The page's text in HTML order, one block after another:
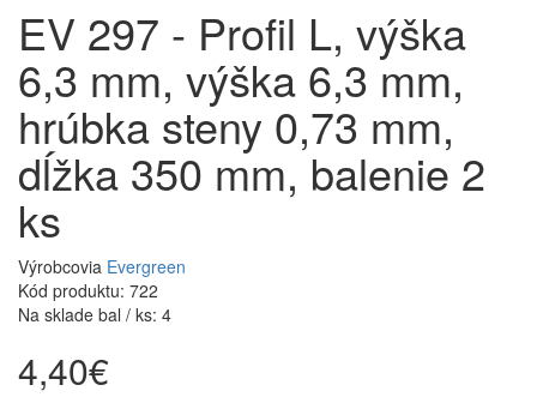
EV 297 - Profil L, výška
6,3 mm, výška 6,3 mm,
hrúbka steny 0,73 mm,
dĺžka 350 mm, balenie 2
ks
Výrobcovia Evergreen
Kód produktu: 722
Na sklade bal / ks: 4
4,40€